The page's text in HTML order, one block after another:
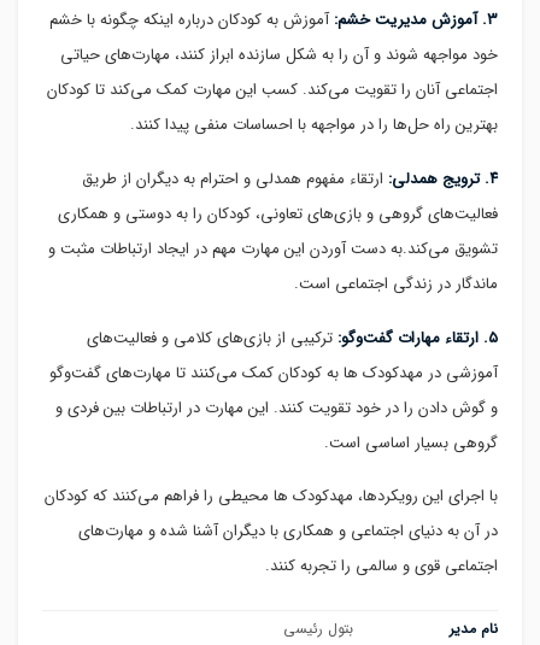
۳. آموزش مدیریت خشم:
آموزش به کودکان درباره اینکه چگونه با خشم
خود مواجهه شوند و آن را به شکل سازنده ابراز کنند، مهارت‌های حیاتی
اجتماعی آنان را تقویت می‌کند. کسب این مهارت کمک می‌کند تا کودکان
بهترین راه حل‌ها را در مواجهه با احساسات منفی پیدا کنند.
۴. ترویج همدلی:
ارتقاء مفهوم همدلی و احترام به دیگران از طریق
فعالیت‌های گروهی و بازی‌های تعاونی، کودکان را به دوستی و همکاری
تشویق می‌کند.به دست آوردن این مهارت مهم در ایجاد ارتباطات مثبت و
ماندگار در زندگی اجتماعی است.
۵. ارتقاء مهارات گفت‌وگو:
ترکیبی از بازی‌های کلامی و فعالیت‌های
آموزشی در مهدکودک ها به کودکان کمک می‌کنند تا مهارت‌های گفت‌وگو
و گوش دادن را در خود تقویت کنند. این مهارت در ارتباطات بین فردی و
گروهی بسیار اساسی است.
با اجرای این رویکردها، مهدکودک ها محیطی را فراهم می‌کنند که کودکان
در آن به دنیای اجتماعی و همکاری با دیگران آشنا شده و مهارت‌های
اجتماعی قوی و سالمی را تجربه کنند.
نام مدیر بتول رئیسی